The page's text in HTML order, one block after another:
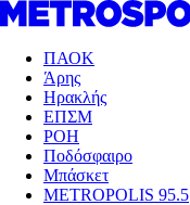
ΠΑΟΚ
Άρης
Ηρακλής
ΕΠΣΜ
ΡΟΗ
Ποδόσφαιρο
Μπάσκετ
METROPOLIS 95.5